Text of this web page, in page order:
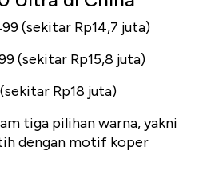
(sekitar Rp14,7 juta)
(sekitar Rp15,8 juta)
Rp18 juta)
tiga pilihan warna, yakni
dengan motif koper